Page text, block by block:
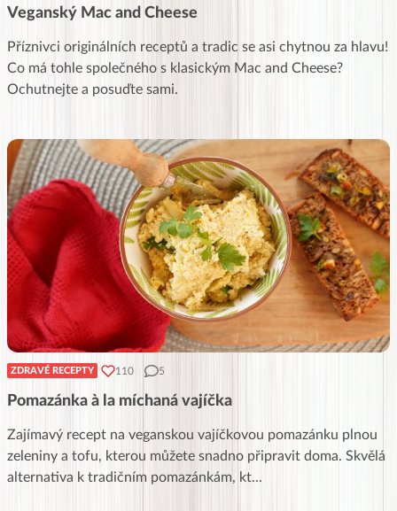
Veganský Mac and Cheese
Příznivci originálních receptů a tradic se asi chytnou za hlavu!
Co má tohle společného s klasickým Mac and Cheese?
Ochutnejte a posuďte sami.
ZDRAVÉ RECEPTY 110 5
Pomazánka à la míchaná vajíčka
Zajímavý recept na veganskou vajíčkovou pomazánku plnou
zeleniny a tofu, kterou můžete snadno připravit doma. Skvělá
alternativa k tradičním pomazánkám, kt...